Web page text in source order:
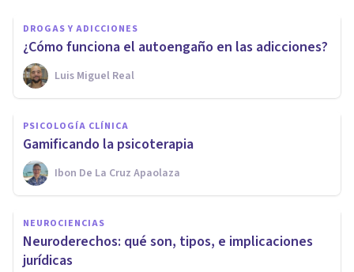
DROGAS Y ADICCIONES
¿Cómo funciona el autoengaño en las adicciones?
Luis Miguel Real
PSICOLOGÍA CLÍNICA
Gamificando la psicoterapia
Ibon De La Cruz Apaolaza
NEUROCIENCIAS
Neuroderechos: qué son, tipos, e implicaciones
jurídicas